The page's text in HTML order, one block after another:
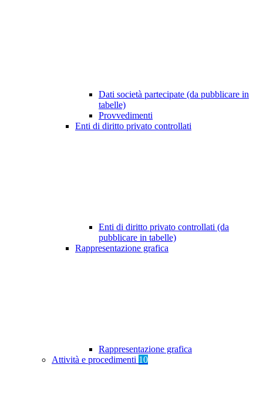
Dati società partecipate (da pubblicare in
tabelle)
Provvedimenti
Enti di diritto privato controllati
Enti di diritto privato controllati (da
pubblicare in tabelle)
Rappresentazione grafica
Rappresentazione grafica
Attività e procedimenti 10